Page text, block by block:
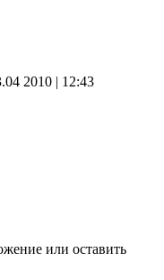
2010 | 12:43
или оставить